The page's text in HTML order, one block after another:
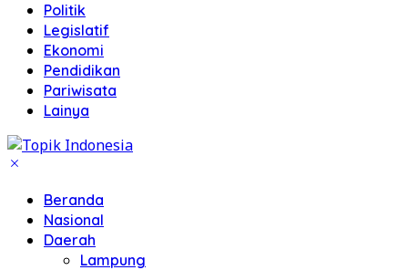
Politik
Legislatif
Ekonomi
Pendidikan
Pariwisata
Lainya
Beranda
Nasional
Daerah
Lampung